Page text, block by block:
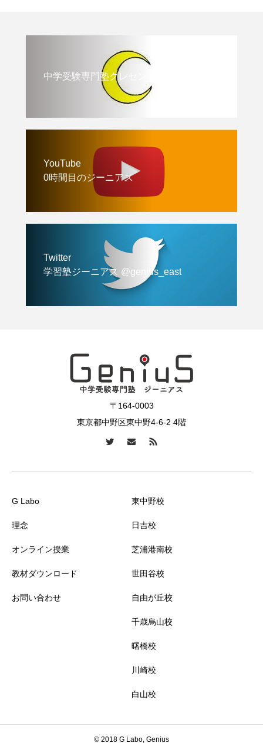
中学受験専門塾クレセント
YouTube
0時間目のジーニアス
Twitter
学習塾ジーニアス @genius_east
〒164-0003
東京都中野区東中野4-6-2 4階
G Labo
理念
オンライン授業
教材ダウンロード
お問い合わせ
東中野校
日吉校
芝浦港南校
世田谷校
自由が丘校
千歳烏山校
曙橋校
川崎校
白山校
© 2018 G Labo, Genius